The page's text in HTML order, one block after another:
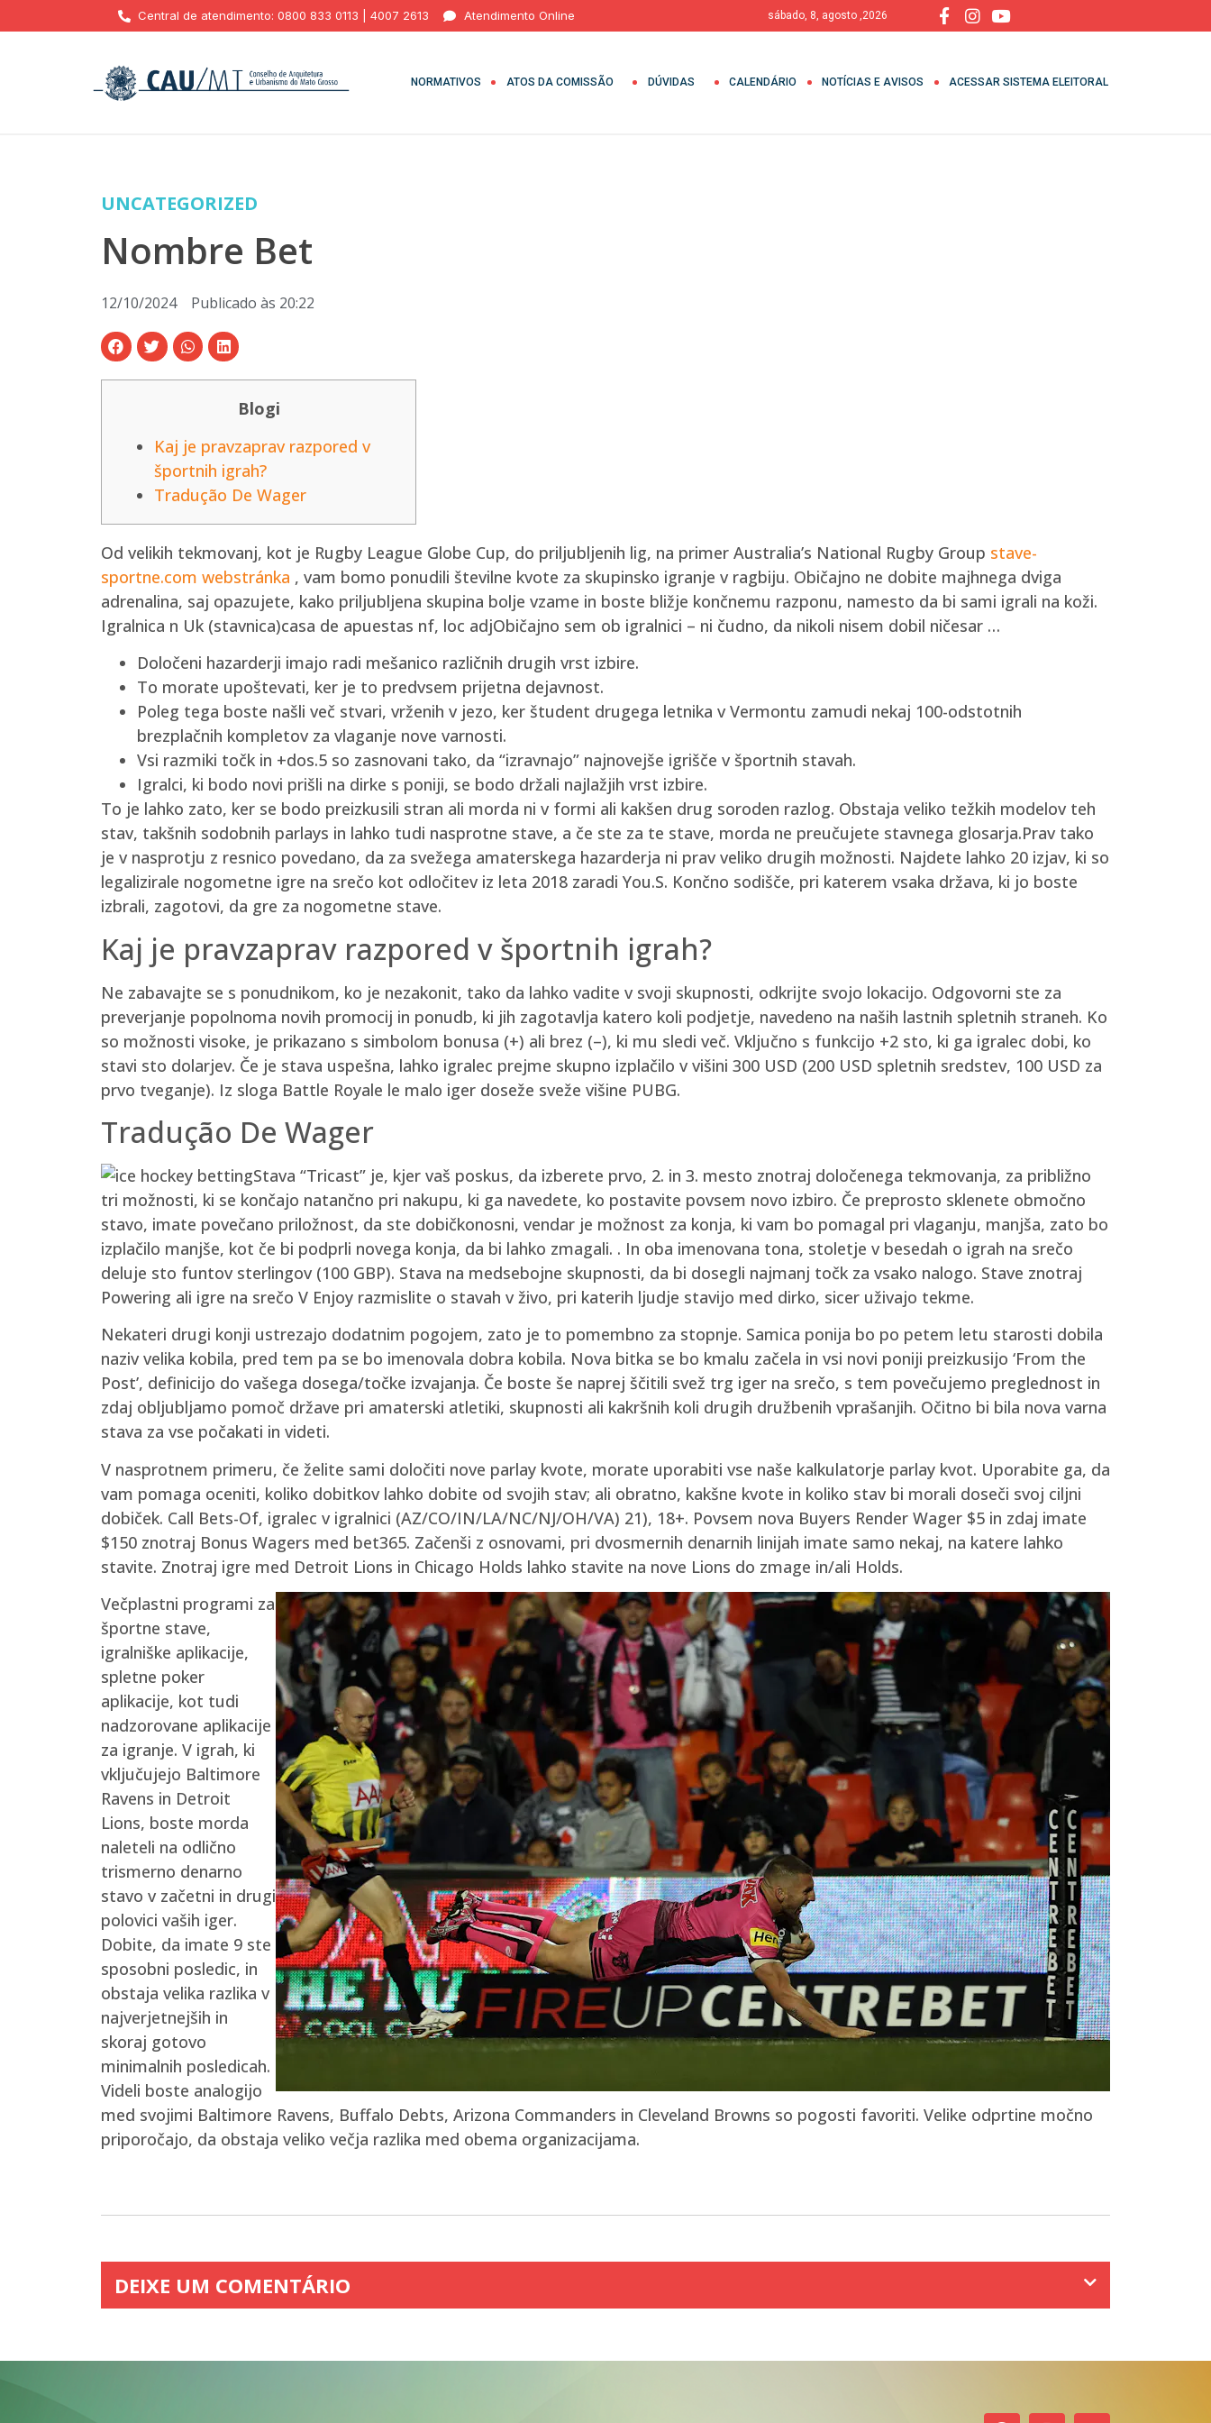
Central de atendimento: 0800 833 0113 | 4007 2613 Atendimento Online sábado, 8, agosto ,2026
NORMATIVOS ATOS DA COMISSÃO DÚVIDAS CALENDÁRIO NOTÍCIAS E AVISOS ACESSAR SISTEMA ELEITORAL
UNCATEGORIZED
Nombre Bet
12/10/2024 Publicado às 20:22
Blogi
Kaj je pravzaprav razpored v
športnih igrah?
Tradução De Wager
Od velikih tekmovanj, kot je Rugby League Globe Cup, do priljubljenih lig, na primer Australia’s National Rugby Group stave-
sportne.com webstránka , vam bomo ponudili številne kvote za skupinsko igranje v ragbiju. Običajno ne dobite majhnega dviga
adrenalina, saj opazujete, kako priljubljena skupina bolje vzame in boste bližje končnemu razponu, namesto da bi sami igrali na koži.
Igralnica n Uk (stavnica)casa de apuestas nf, loc adjObičajno sem ob igralnici – ni čudno, da nikoli nisem dobil ničesar …
Določeni hazarderji imajo radi mešanico različnih drugih vrst izbire.
To morate upoštevati, ker je to predvsem prijetna dejavnost.
Poleg tega boste našli več stvari, vrženih v jezo, ker študent drugega letnika v Vermontu zamudi nekaj 100-odstotnih
brezplačnih kompletov za vlaganje nove varnosti.
Vsi razmiki točk in +dos.5 so zasnovani tako, da “izravnajo” najnovejše igrišče v športnih stavah.
Igralci, ki bodo novi prišli na dirke s poniji, se bodo držali najlažjih vrst izbire.
To je lahko zato, ker se bodo preizkusili stran ali morda ni v formi ali kakšen drug soroden razlog. Obstaja veliko težkih modelov teh
stav, takšnih sodobnih parlays in lahko tudi nasprotne stave, a če ste za te stave, morda ne preučujete stavnega glosarja.Prav tako
je v nasprotju z resnico povedano, da za svežega amaterskega hazarderja ni prav veliko drugih možnosti. Najdete lahko 20 izjav, ki so
legalizirale nogometne igre na srečo kot odločitev iz leta 2018 zaradi You.S. Končno sodišče, pri katerem vsaka država, ki jo boste
izbrali, zagotovi, da gre za nogometne stave.
Kaj je pravzaprav razpored v športnih igrah?
Ne zabavajte se s ponudnikom, ko je nezakonit, tako da lahko vadite v svoji skupnosti, odkrijte svojo lokacijo. Odgovorni ste za
preverjanje popolnoma novih promocij in ponudb, ki jih zagotavlja katero koli podjetje, navedeno na naših lastnih spletnih straneh. Ko
so možnosti visoke, je prikazano s simbolom bonusa (+) ali brez (–), ki mu sledi več. Vključno s funkcijo +2 sto, ki ga igralec dobi, ko
stavi sto dolarjev. Če je stava uspešna, lahko igralec prejme skupno izplačilo v višini 300 USD (200 USD spletnih sredstev, 100 USD za
prvo tveganje). Iz sloga Battle Royale le malo iger doseže sveže višine PUBG.
Tradução De Wager
Stava “Tricast” je, kjer vaš poskus, da izberete prvo, 2. in 3. mesto znotraj določenega tekmovanja, za približno
tri možnosti, ki se končajo natančno pri nakupu, ki ga navedete, ko postavite povsem novo izbiro. Če preprosto sklenete območno
stavo, imate povečano priložnost, da ste dobičkonosni, vendar je možnost za konja, ki vam bo pomagal pri vlaganju, manjša, zato bo
izplačilo manjše, kot če bi podprli novega konja, da bi lahko zmagali. . In oba imenovana tona, stoletje v besedah ​​o igrah na srečo
deluje sto funtov sterlingov (100 GBP). Stava na medsebojne skupnosti, da bi dosegli najmanj točk za vsako nalogo. Stave znotraj
Powering ali igre na srečo V Enjoy razmislite o stavah v živo, pri katerih ljudje stavijo med dirko, sicer uživajo tekme.
Nekateri drugi konji ustrezajo dodatnim pogojem, zato je to pomembno za stopnje. Samica ponija bo po petem letu starosti dobila
naziv velika kobila, pred tem pa se bo imenovala dobra kobila. Nova bitka se bo kmalu začela in vsi novi poniji preizkusijo ‘From the
Post’, definicijo do vašega dosega/točke izvajanja. Če boste še naprej ščitili svež trg iger na srečo, s tem povečujemo preglednost in
zdaj obljubljamo pomoč države pri amaterski atletiki, skupnosti ali kakršnih koli drugih družbenih vprašanjih. Očitno bi bila nova varna
stava za vse počakati in videti.
V nasprotnem primeru, če želite sami določiti nove parlay kvote, morate uporabiti vse naše kalkulatorje parlay kvot. Uporabite ga, da
vam pomaga oceniti, koliko dobitkov lahko dobite od svojih stav; ali obratno, kakšne kvote in koliko stav bi morali doseči svoj ciljni
dobiček. Call Bets-Of, igralec v igralnici (AZ/CO/IN/LA/NC/NJ/OH/VA) 21), 18+. Povsem nova Buyers Render Wager $5 in zdaj imate
$150 znotraj Bonus Wagers med bet365. Začenši z osnovami, pri dvosmernih denarnih linijah imate samo nekaj, na katere lahko
stavite. Znotraj igre med Detroit Lions in Chicago Holds lahko stavite na nove Lions do zmage in/ali Holds.
Večplastni programi za
športne stave,
igralniške aplikacije,
spletne poker
aplikacije, kot tudi
nadzorovane aplikacije
za igranje. V igrah, ki
vključujejo Baltimore
Ravens in Detroit
Lions, boste morda
naleteli na odlično
trismerno denarno
stavo v začetni in drugi
polovici vaših iger.
Dobite, da imate 9 ste
sposobni posledic, in
obstaja velika razlika v
najverjetnejših in
skoraj gotovo
minimalnih posledicah.
Videli boste analogijo
med svojimi Baltimore Ravens, Buffalo Debts, Arizona Commanders in Cleveland Browns so pogosti favoriti. Velike odprtine močno
priporočajo, da obstaja veliko večja razlika med obema organizacijama.
DEIXE UM COMENTÁRIO